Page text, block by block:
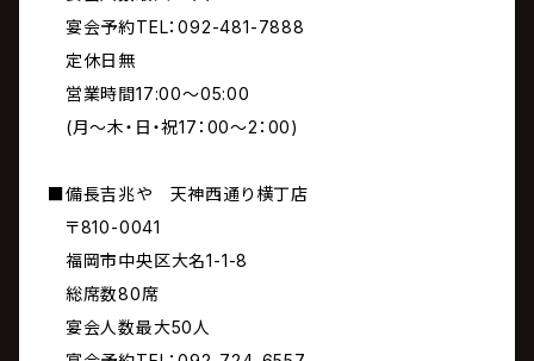
宴会予約TEL：092-481-7888
定休日無
営業時間17:00～05:00
(月～木・日・祝17：00～2：00)
■備長吉兆や 天神西通り横丁店
〒810-0041
福岡市中央区大名1-1-8
総席数80席
宴会人数最大50人